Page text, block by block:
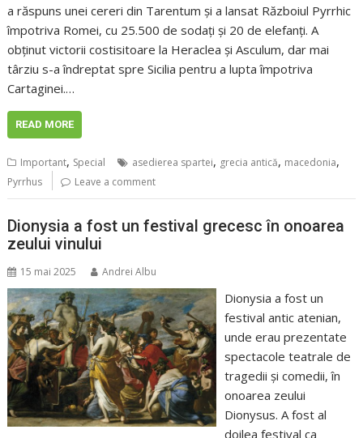
a răspuns unei cereri din Tarentum și a lansat Războiul Pyrrhic
împotriva Romei, cu 25.500 de sodați și 20 de elefanți. A
obținut victorii costisitoare la Heraclea și Asculum, dar mai
târziu s-a îndreptat spre Sicilia pentru a lupta împotriva
Cartaginei.…
READ MORE
Important, Special asedierea spartei, grecia antică, macedonia,
Pyrrhus Leave a comment
Dionysia a fost un festival grecesc în onoarea
zeului vinului
15 mai 2025 Andrei Albu
Dionysia a fost un
festival antic atenian,
unde erau prezentate
spectacole teatrale de
tragedii și comedii, în
onoarea zeului
Dionysus. A fost al
doilea festival ca